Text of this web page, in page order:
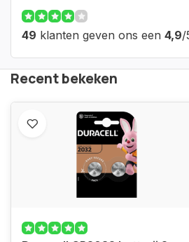
49 klanten geven ons een 4,9/
Recent bekeken